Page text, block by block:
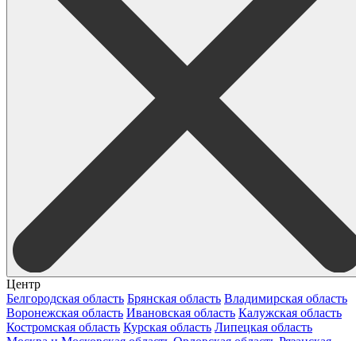
Центр
Белгородская область Брянская область Владимирская область
Воронежская область Ивановская область Калужская область
Костромская область Курская область Липецкая область